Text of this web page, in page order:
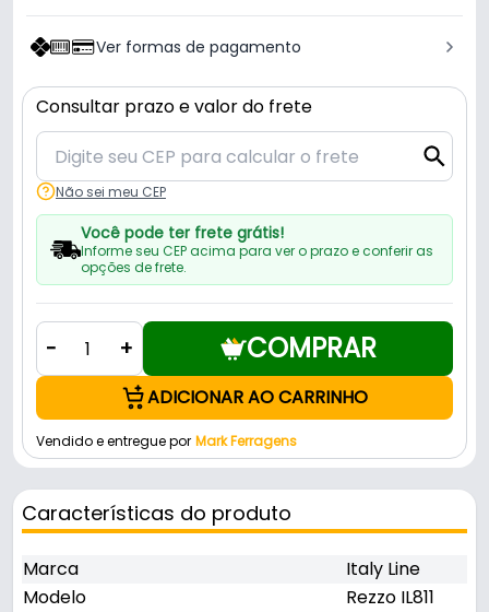
Ver formas de pagamento
Consultar prazo e valor do frete
Não sei meu CEP
Você pode ter frete grátis!
Informe seu CEP acima para ver o prazo e conferir as
opções de frete.
- + COMPRAR
ADICIONAR AO CARRINHO
Vendido e entregue por Mark Ferragens
Características do produto
Marca
Italy Line
Modelo
Rezzo IL811